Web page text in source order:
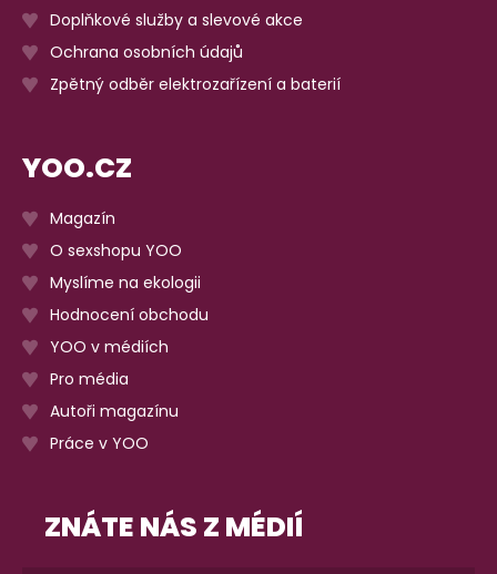
Doplňkové služby a slevové akce
Ochrana osobních údajů
Zpětný odběr elektrozařízení a baterií
YOO.CZ
Magazín
O sexshopu YOO
Myslíme na ekologii
Hodnocení obchodu
YOO v médiích
Pro média
Autoři magazínu
Práce v YOO
ZNÁTE NÁS Z MÉDIÍ